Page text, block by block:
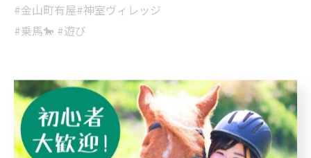
#金山町有屋#神室ヴィレッジ
#乗馬🐎 #遊び
< 前のページ 一覧に戻る 次のページ >